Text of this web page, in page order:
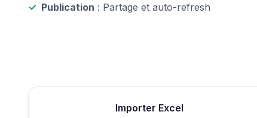
✓ Publication : Partage et auto-refresh
Importer Excel